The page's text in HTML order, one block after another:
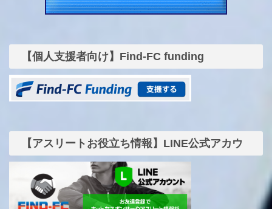
【個人支援者向け】Find-FC funding
【アスリートお役立ち情報】LINE公式アカウ